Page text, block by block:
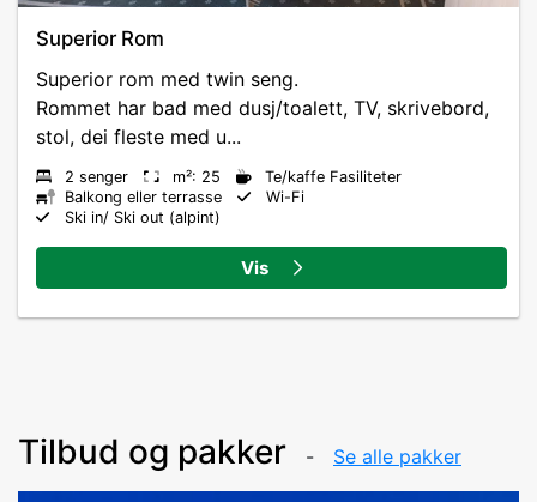
Superior Rom
Superior rom med twin seng.
Rommet har bad med dusj/toalett, TV, skrivebord,
stol, dei fleste med u...
2 senger m²: 25
Te/kaffe Fasiliteter
Balkong eller terrasse
Wi-Fi
Ski in/ Ski out (alpint)
Vis
Tilbud og pakker Se alle pakker